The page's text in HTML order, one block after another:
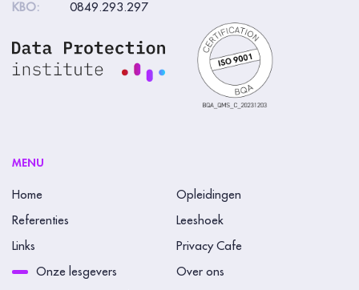
KBO:
0849.293.297
MENU
Home Opleidingen
Referenties Leeshoek
Links Privacy Cafe
Onze lesgevers Over ons